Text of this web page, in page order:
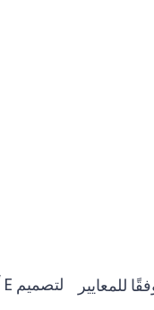
للمعايير